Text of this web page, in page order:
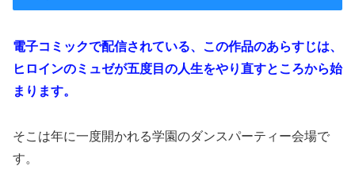
電子コミックで配信されている、この作品のあらすじは、
ヒロインのミュゼが五度目の人生をやり直すところから始
まります。
そこは年に一度開かれる学園のダンスパーティー会場で
す。